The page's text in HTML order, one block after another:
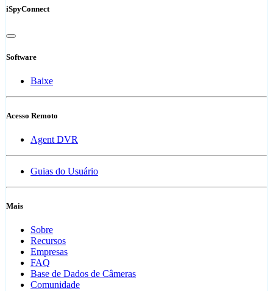
iSpyConnect
Software
Baixe
Acesso Remoto
Agent DVR
Guias do Usuário
Mais
Sobre
Recursos
Empresas
FAQ
Base de Dados de Câmeras
Comunidade